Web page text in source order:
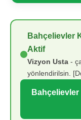
Bahçelievler
Aktif
Vizyon Usta -
yönlendirilsin.
Bahçelievler